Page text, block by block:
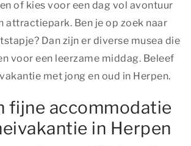
of kies voor een dag vol avontuur
attractiepark. Ben je op zoek naar
Dan zijn er diverse musea die
voor een leerzame middag. Beleef
met jong en oud in Herpen.
fijne accommodatie
in Herpen